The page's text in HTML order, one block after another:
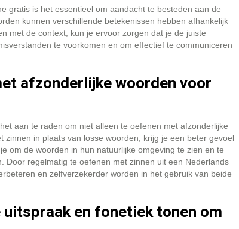
gratis is het essentieel om aandacht te besteden aan de
kunnen verschillende betekenissen hebben afhankelijk
met de context, kun je ervoor zorgen dat je de juiste
te voorkomen en om effectief te communiceren
afzonderlijke woorden voor
aan te raden om niet alleen te oefenen met afzonderlijke
in plaats van losse woorden, krijg je een beter gevoel
om de woorden in hun natuurlijke omgeving te zien en te
regelmatig te oefenen met zinnen uit een Nederlands
en zelfverzekerder worden in het gebruik van beide
en fonetiek tonen om